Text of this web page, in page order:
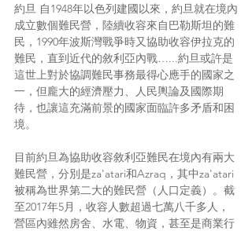
約旦 自1948年以色列建國以來，約旦就在境內
成立數個難民營，陸續收容來自巴勒斯坦的難
民，1990年波斯灣戰爭時又協助收容伊拉克的
難民，直到近代的敘利亞內戰…...約旦或許是
這世上對於協調難民事務最得心應手的國家之
一，但龐大的經濟壓力、人民輿論及國際期
待，也讓這充滿前景的國家面臨許多矛盾和困
境。
目前約旦為協助收容敘利亞難民在境內有兩大
難民營，分別是za'atari和Azraq，其中za'atari
被稱為世界第二大的難民營（人口定義）。截
至2017年5月，收容人數超過七萬八千多人，
營區內雖然房舍、水電、物資，甚至是商業行